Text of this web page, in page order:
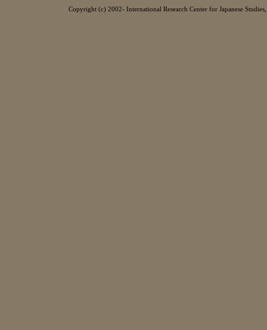
Copyright (c) 2002- International Research Center for Japanese